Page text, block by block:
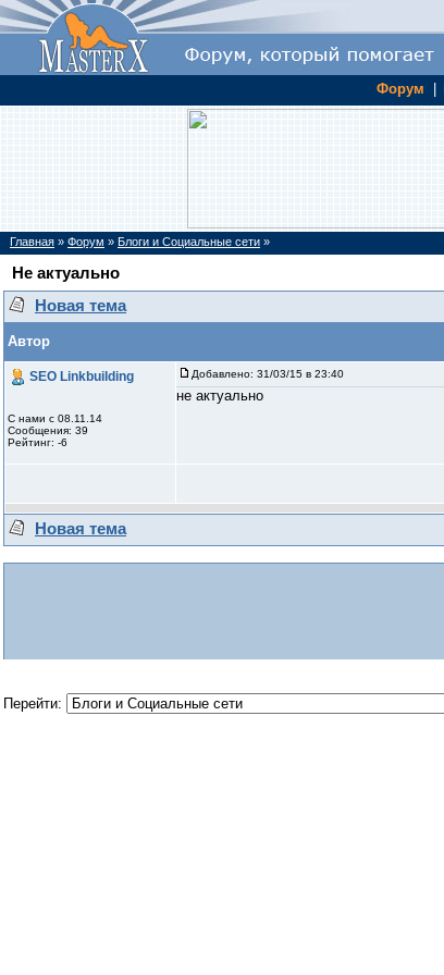
Форум
Главная » Форум » Блоги и Социальные сети »
Не актуально
Новая тема
Автор
SEO Linkbuilding
С нами с 08.11.14
Сообщения: 39
Рейтинг: -6
Добавлено: 31/03/15 в 23:40
не актуально
Новая тема
Перейти: